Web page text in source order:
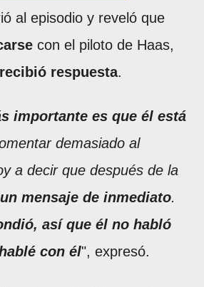
al episodio y reveló que
con el piloto de Haas,
respuesta.
importante es que él está
demasiado al
a decir que después de la
mensaje de inmediato.
así que él no habló
con él", expresó.